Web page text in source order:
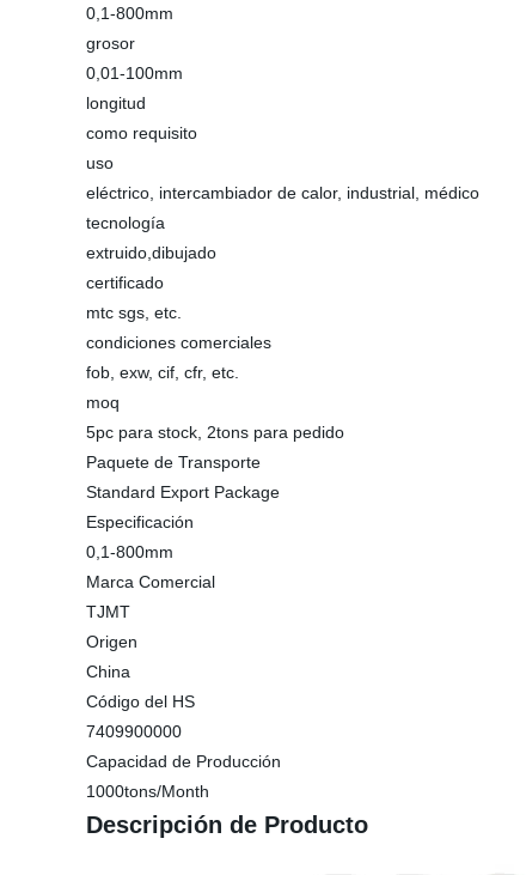
0,1-800mm
grosor
0,01-100mm
longitud
como requisito
uso
eléctrico, intercambiador de calor, industrial, médico
tecnología
extruido,dibujado
certificado
mtc sgs, etc.
condiciones comerciales
fob, exw, cif, cfr, etc.
moq
5pc para stock, 2tons para pedido
Paquete de Transporte
Standard Export Package
Especificación
0,1-800mm
Marca Comercial
TJMT
Origen
China
Código del HS
7409900000
Capacidad de Producción
1000tons/Month
Descripción de Producto